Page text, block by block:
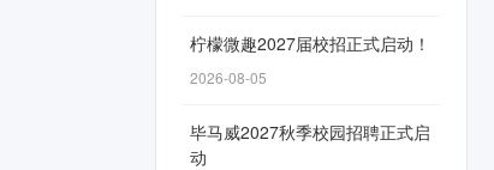
柠檬微趣2027届校招正式启动！
2026-08-05
毕马威2027秋季校园招聘正式启
动